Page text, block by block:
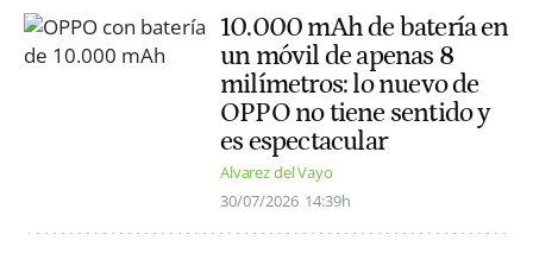
10.000 mAh de batería en
un móvil de apenas 8
milímetros: lo nuevo de
OPPO no tiene sentido y
es espectacular
Alvarez del Vayo
30/07/2026 14:39h